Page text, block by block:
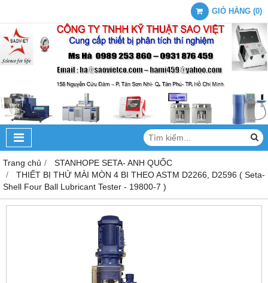
GIỎ HÀNG (0)
Trang chủ
STANHOPE SETA- ANH QUỐC
THIẾT BỊ THỬ MÀI MÒN 4 BI THEO ASTM D2266, D2596 ( Seta-
Shell Four Ball Lubricant Tester - 19800-7 )